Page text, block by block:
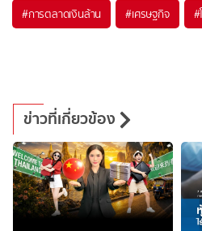
#การตลาดเงินล้าน #เศรษฐกิจ #
ข่าวที่เกี่ยวข้อง